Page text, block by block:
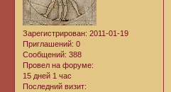
Зарегистрирован: 2011-01-19
Приглашений: 0
Сообщений: 388
Провел на форуме:
15 дней 1 час
Последний визит: